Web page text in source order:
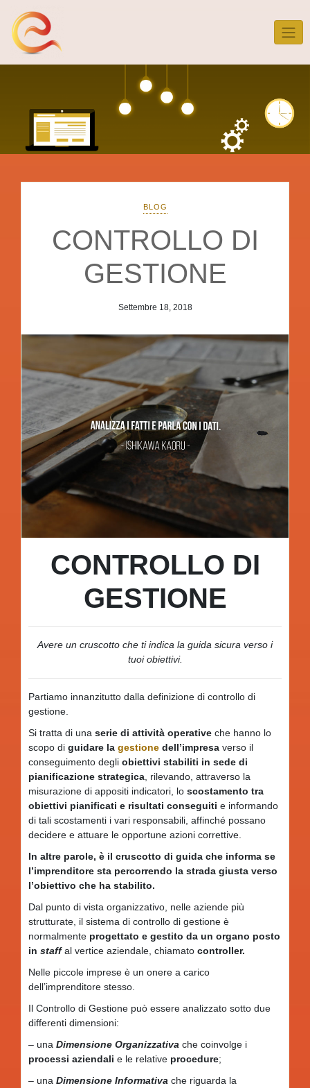
content
BLOG
CONTROLLO DI
GESTIONE
Settembre 18, 2018
CONTROLLO DI
GESTIONE
Avere un cruscotto che ti indica la guida sicura verso i
tuoi obiettivi.
Partiamo innanzitutto dalla definizione di controllo di
gestione.
Si tratta di una serie di attività operative che hanno lo
scopo di guidare la gestione dell’impresa verso il
conseguimento degli obiettivi stabiliti in sede di
pianificazione strategica , rilevando, attraverso la
misurazione di appositi indicatori, lo scostamento tra
obiettivi pianificati e risultati conseguiti e informando
di tali scostamenti i vari responsabili, affinché possano
decidere e attuare le opportune azioni correttive.
In altre parole, è il cruscotto di guida che informa se
l’imprenditore sta percorrendo la strada giusta verso
l’obiettivo che ha stabilito.
Dal punto di vista organizzativo, nelle aziende più
strutturate, il sistema di controllo di gestione è
normalmente progettato e gestito da un organo posto
in staffal vertice aziendale, chiamato controller.
Nelle piccole imprese è un onere a carico
dell’imprenditore stesso.
Il Controllo di Gestione può essere analizzato sotto due
differenti dimensioni:
– una Dimensione Organizzativa che coinvolge i
processi aziendali e le relative procedure;
– una Dimensione Informativa che riguarda la